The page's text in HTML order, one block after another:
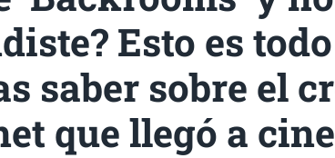
Esto es
saber sobre el
que llegó a